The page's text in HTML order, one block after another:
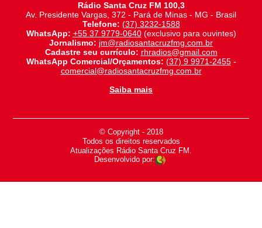
Rádio Santa Cruz FM 100,3
Av. Presidente Vargas, 372 - Pará de Minas - MG - Brasil
Telefone: (37) 3232-1588
WhatsApp: +55 37 9779-0640(exclusivo para ouvintes)
Jornalismo: jm@radiosantacruzfmg.com.br
Cadastre seu currículo: rhradios@gmail.com
WhatsApp Comercial/Orçamentos: (37) 9 9971-2455-
comercial@radiosantacruzfmg.com.br
Saiba mais
© Copyright - 2018
-
Todos os direitos reservados
-
Atualizações Rádio Santa Cruz FM.
Desenvolvido por: